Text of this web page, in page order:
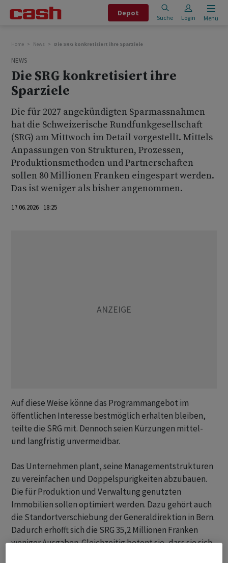
Depot
Suche Login Menu
Home News Die SRG konkretisiert ihre Sparziele
NEWS
Die SRG konkretisiert ihre
Sparziele
Die für 2027 angekündigten Sparmassnahmen
hat die Schweizerische Rundfunkgesellschaft
(SRG) am Mittwoch im Detail vorgestellt. Mittels
Anpassungen von Strukturen, Prozessen,
Produktionsmethoden und Partnerschaften
sollen 80 Millionen Franken eingespart werden.
Das ist weniger als bisher angenommen.
17.06.2026 18:25
Auf diese Weise könne das Programmangebot im
öffentlichen Interesse bestmöglich erhalten bleiben,
teilte die SRG mit. Dennoch seien Kürzungen mittel-
und langfristig unvermeidbar.
Das Unternehmen plant, seine Managementstrukturen
zu vereinfachen und Doppelspurigkeiten abzubauen.
Die für Produktion und Verwaltung genutzten
Immobilien sollen optimiert werden. Dazu gehört auch
die Standortverschiebung der Generaldirektion in Bern.
Dadurch erhofft sich die SRG 35,2 Millionen Franken
weniger Ausgaben. Gleichzeitig betont sie, dass sie sich